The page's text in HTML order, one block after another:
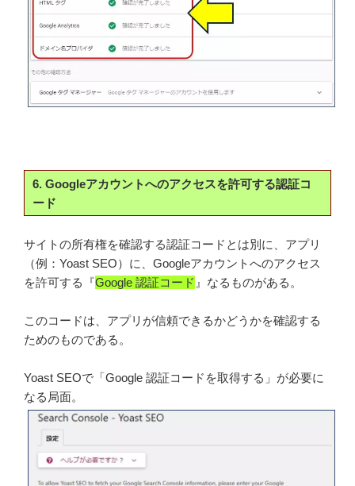
6. Googleアカウントへのアクセスを許可する認証コ
ード
サイトの所有権を確認する認証コードとは別に、アプリ
（例：Yoast SEO）に、Googleアカウントへのアクセス
を許可する『Google 認証コード 』なるものがある。
このコードは、アプリが信頼できるかどうかを確認する
ためのものである。
Yoast SEOで「Google 認証コードを取得する」が必要に
なる局面。